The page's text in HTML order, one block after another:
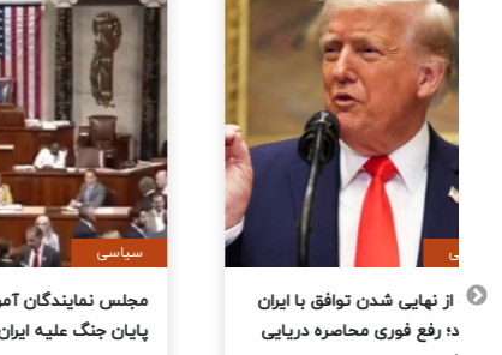
سیاسی
ترامپ از نهایی شدن توافق با ایران
خبر داد؛ رفع فوری محاصره دریایی